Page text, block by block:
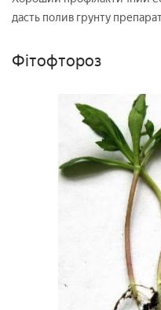
дасть полив грунту
Фітофтороз